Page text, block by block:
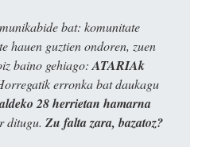
bat: komunitate
hauen guztien ondoren, zuen
baino gehiago:ATARIAk
erronka bat daukagu
28 herrietan hamarna
ditugu. Zu falta zara, bazatoz?